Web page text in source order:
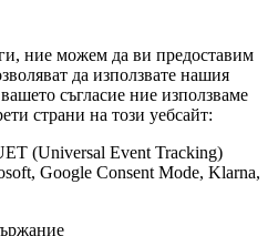
ние можем да ви предоставим
да използвате нашия
съгласие ние използваме
страни на този уебсайт:
(Universal Event Tracking)
Google Consent Mode, Klarna,